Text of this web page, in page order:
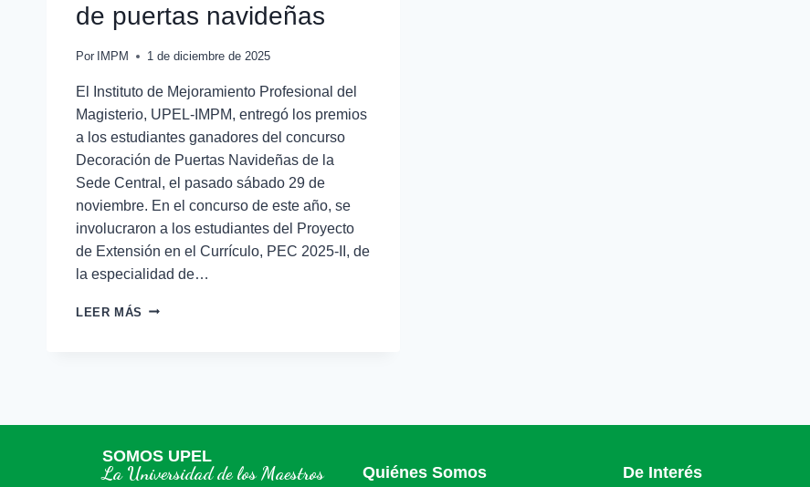
de puertas navideñas
Por IMPM 1 de diciembre de 2025
El Instituto de Mejoramiento Profesional del
Magisterio, UPEL-IMPM, entregó los premios
a los estudiantes ganadores del concurso
Decoración de Puertas Navideñas de la
Sede Central, el pasado sábado 29 de
noviembre. En el concurso de este año, se
involucraron a los estudiantes del Proyecto
de Extensión en el Currículo, PEC 2025-II, de
la especialidad de…
LEER MÁS
SOMOS UPEL
La Universidad de los Maestros Quiénes Somos De Interés